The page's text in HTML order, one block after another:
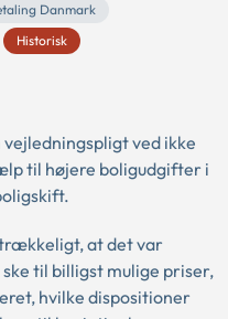
Danmark
Historisk
ved ikke
til højere boligudgifter i
at det var
til billigst mulige priser,
hvilke dispositioner